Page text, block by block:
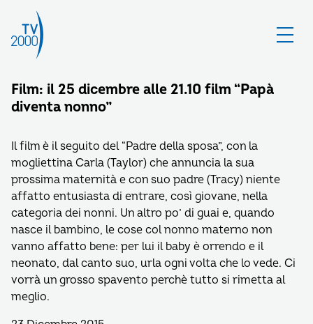
Film: il 25 dicembre alle 21.10 film “Papà
diventa nonno”
Il film è il seguito del “Padre della sposa”, con la
mogliettina Carla (Taylor) che annuncia la sua
prossima maternità e con suo padre (Tracy) niente
affatto entusiasta di entrare, così giovane, nella
categoria dei nonni. Un altro po’ di guai e, quando
nasce il bambino, le cose col nonno materno non
vanno affatto bene: per lui il baby è orrendo e il
neonato, dal canto suo, urla ogni volta che lo vede. Ci
vorrà un grosso spavento perchè tutto si rimetta al
meglio.